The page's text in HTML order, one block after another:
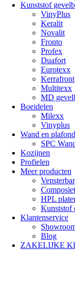
Kunststof
VinyPlus
Keralit
Novalit
Fronto
Profex
Duafort
Eurotexx
Kerrafront
Multitexx
MD
Boeidelen
Milexx
Vinyplus
Wand en
SPC
Kozijnen
Profielen
Meer producten
HPL
Kunststof
Klantenservice
Blog
ZAKELIJKE